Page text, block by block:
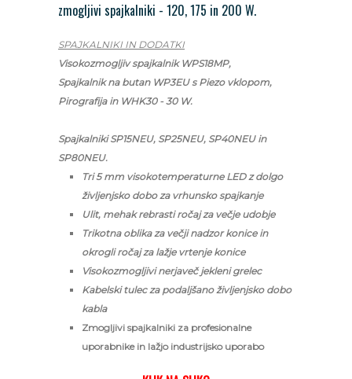
zmogljivi spajkalniki - 120, 175 in 200 W.
SPAJKALNIKI IN DODATKI
Visokozmogljiv spajkalnik WPS18MP,
Spajkalnik na butan WP3EU s Piezo vklopom,
Pirografija in WHK30 - 30 W.
Spajkalniki SP15NEU, SP25NEU, SP40NEU in
SP80NEU.
Tri 5 mm visokotemperaturne LED z dolgo
življenjsko dobo za vrhunsko spajkanje
Ulit, mehak rebrasti ročaj za večje udobje
Trikotna oblika za večji nadzor konice in
okrogli ročaj za lažje vrtenje konice
Visokozmogljivi nerjaveč jekleni grelec
Kabelski tulec za podaljšano življenjsko dobo
kabla
Zmogljivi spajkalniki za profesionalne
uporabnike in lažjo industrijsko uporabo